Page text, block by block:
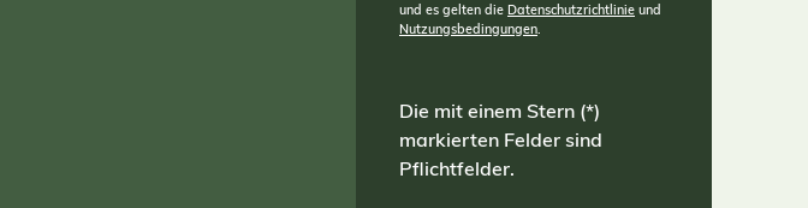
und es gelten die Datenschutzrichtlinie und
Nutzungsbedingungen.
Die mit einem Stern (*)
markierten Felder sind
Pflichtfelder.